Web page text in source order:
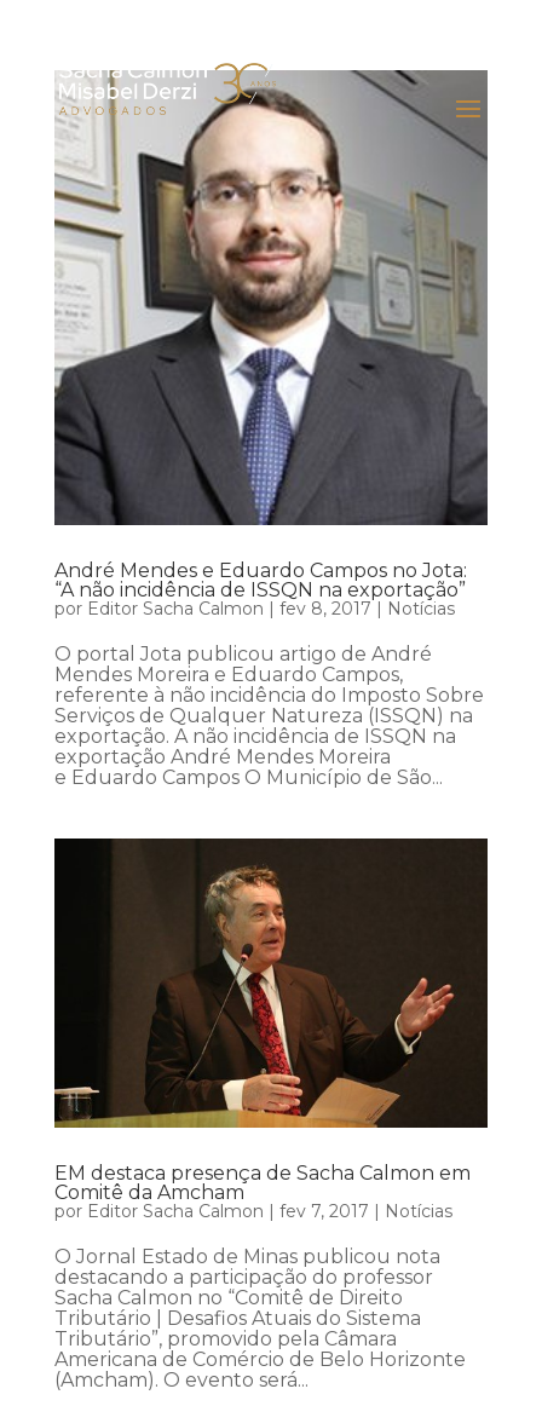
André Mendes e Eduardo Campos no Jota:
“A não incidência de ISSQN na exportação”
por Editor Sacha Calmon | fev 8, 2017 | Notícias
O portal Jota publicou artigo de André
Mendes Moreira e Eduardo Campos,
referente à não incidência do Imposto Sobre
Serviços de Qualquer Natureza (ISSQN) na
exportação. A não incidência de ISSQN na
exportação André Mendes Moreira
e Eduardo Campos O Município de São...
EM destaca presença de Sacha Calmon em
Comitê da Amcham
por Editor Sacha Calmon | fev 7, 2017 | Notícias
O Jornal Estado de Minas publicou nota
destacando a participação do professor
Sacha Calmon no “Comitê de Direito
Tributário | Desafios Atuais do Sistema
Tributário”, promovido pela Câmara
Americana de Comércio de Belo Horizonte
(Amcham). O evento será...